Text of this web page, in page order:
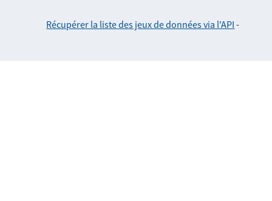
Récupérer la liste des jeux de données via l'API -